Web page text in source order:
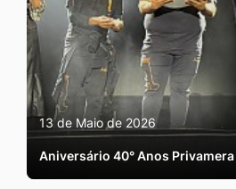
13 de Maio de 2026
Aniversário 40° Anos